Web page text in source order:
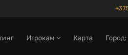
Игрокам Карта